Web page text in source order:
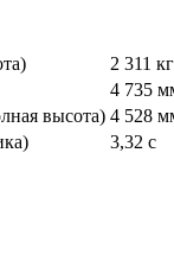
2 311
4 735
высота) 4 528
3,32 с